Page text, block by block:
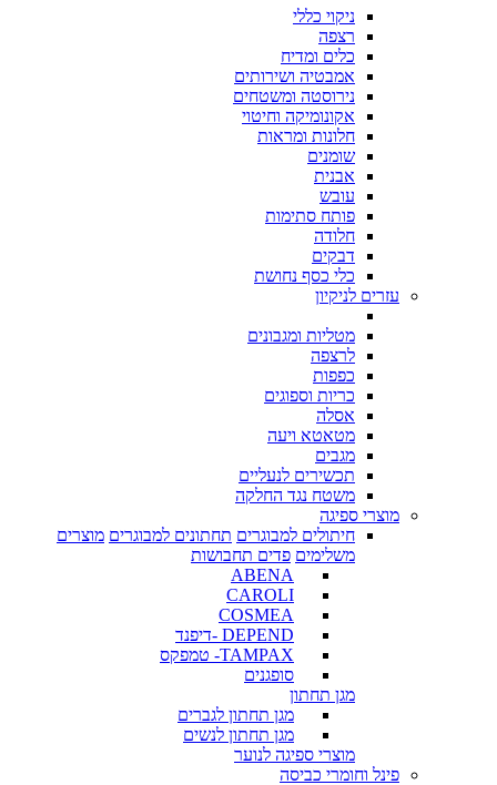
ניקוי כללי
רצפה
כלים ומדיח
אמבטיה ושירותים
נירוסטה ומשטחים
אקונומיקה וחיטוי
חלונות ומראות
שומנים
אבנית
עובש
פותח סתימות
חלודה
דבקים
כלי כסף נחושת
עזרים לניקיון
מטליות ומגבונים
לרצפה
כפפות
כריות וספוגים
אסלה
מטאטא ויעה
מגבים
תכשירים לנעליים
משטח נגד החלקה
מוצרי ספיגה
חיתולים למבוגרים תחתונים למבוגרים מוצרים
משלימים פדים תחבושות
ABENA
CAROLI
COSMEA
DEPEND -דיפנד
TAMPAX- טמפקס
סופגנים
מגן תחתון
מגן תחתון לגברים
מגן תחתון לנשים
מוצרי ספיגה לנוער
פינל וחומרי כביסה